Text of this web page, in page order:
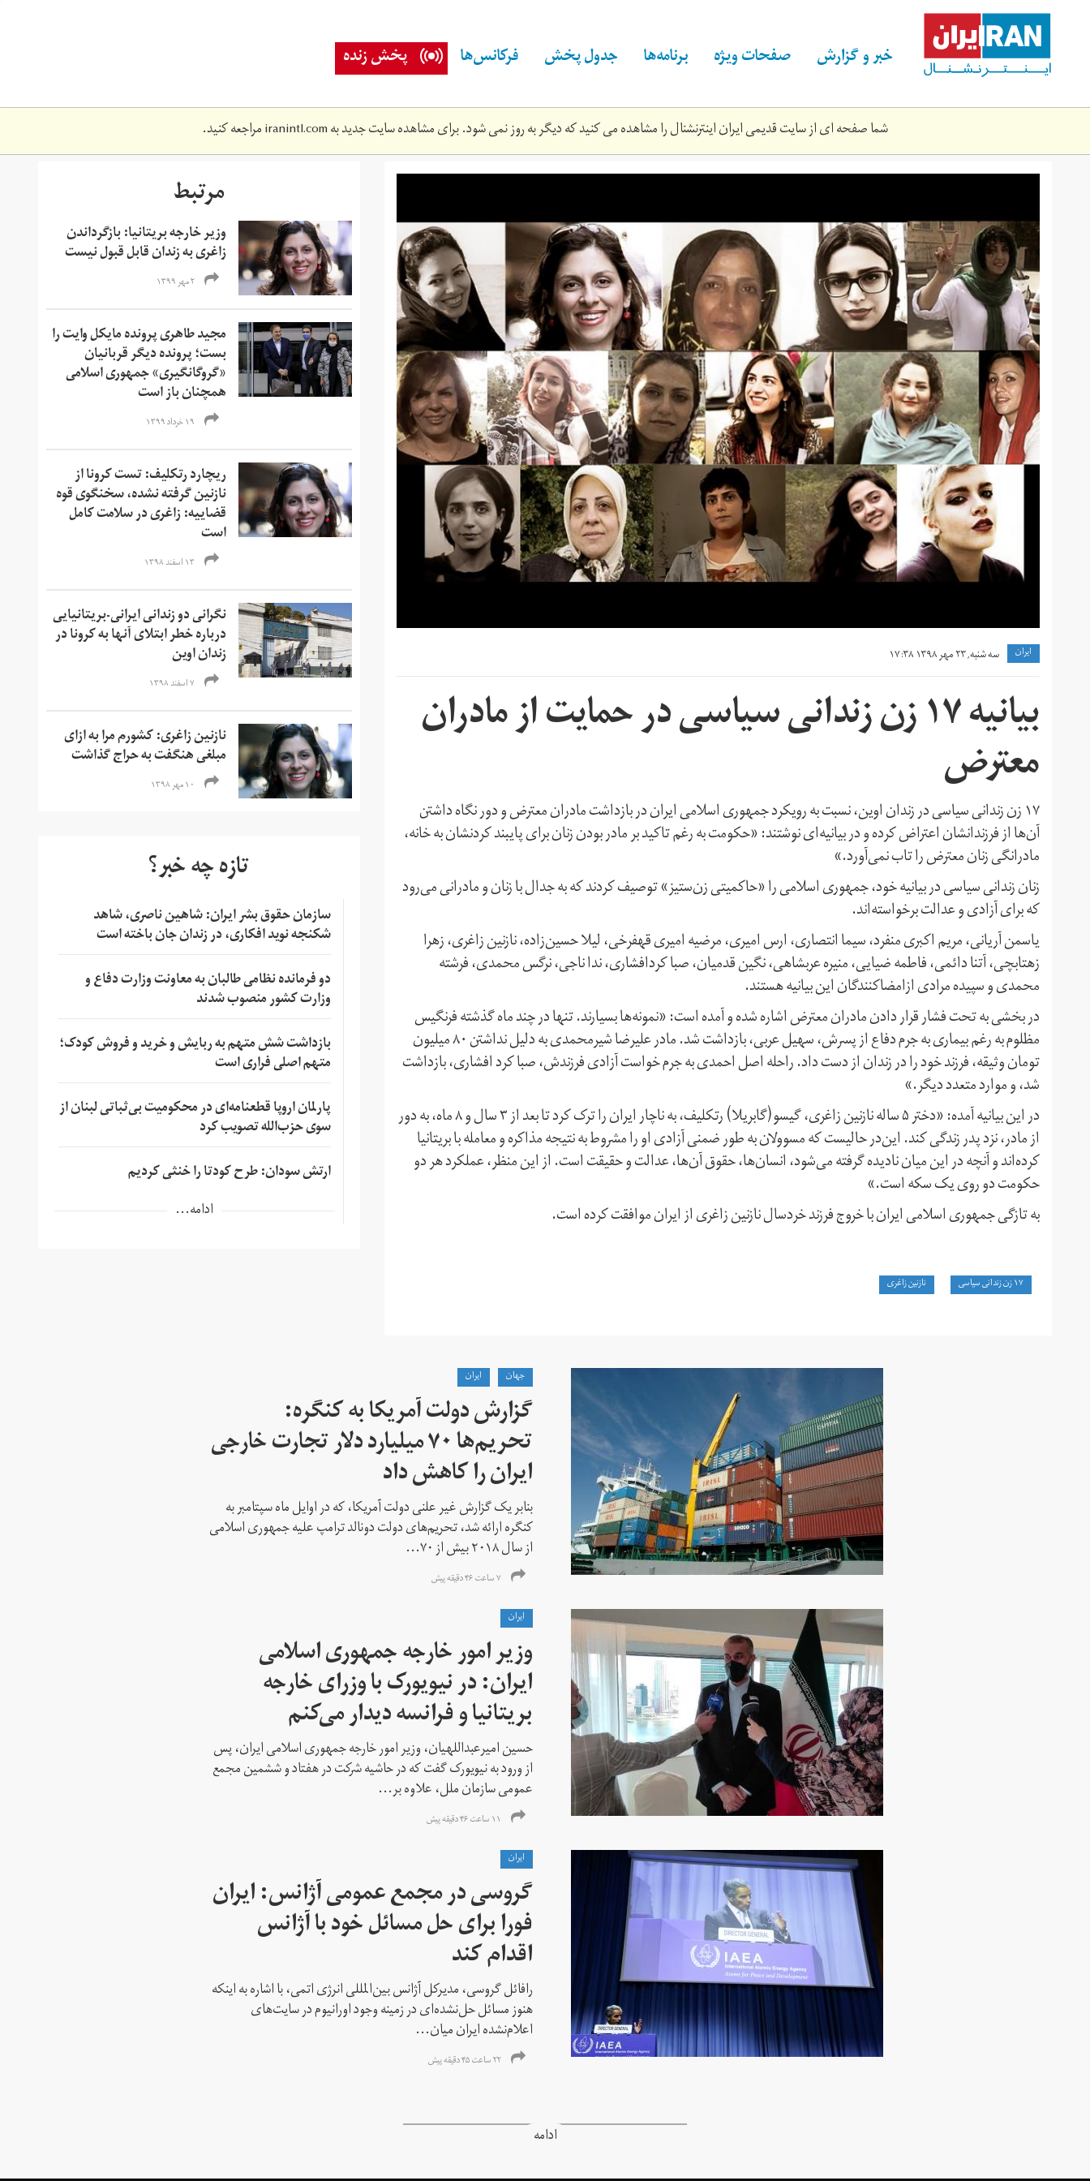
content خبر و گزارش صفحات ویژه برنامه‌ها جدول پخش فرکانس‌ها پخش زنده
شما صفحه ای از سایت قدیمی ایران اینترنشنال را مشاهده می کنید که دیگر به روز نمی شود. برای مشاهده سایت جدید بهiranintl.comمراجعه کنید.
website_01.jpg
ايران سه شنبه, ۲۳ مهر ۱۳۹۸ ۱۷:۳۸
بیانیه ۱۷ زن زندانی سیاسی در حمایت از مادران
معترض
۱۷ زن زندانی سیاسی در زندان اوین، نسبت به رویکرد جمهوری اسلامی ایران در بازداشت مادران معترض و دور نگاه داشتن
آن‌ها از فرزندانشان اعتراض کرده‌ و در بیانیه‌ای نوشتند: «حکومت به رغم‌ تاکید بر مادر بودن زنان برای پایبند کردنشان به خانه،
مادرانگی زنان معترض را تاب نمی‌آورد.»
زنان زندانی سیاسی در بیانیه خود، جمهوری اسلامی را «حاکمیتی زن‌ستیز» توصیف کردند که به جدال با زنان و مادرانی می‌رود
که برای آزادی و عدالت برخواسته‌اند.
یاسمن آریانی، مریم اکبری منفرد، سیما انتصاری، ارس امیری، مرضیه امیری قهفرخی، لیلا حسین‌زاده، نازنین زاغری، زهرا
زهتابچی، آتنا دائمی، فاطمه ضیایی، منیره عربشاهی، نگین قدمیان، صبا کردافشاری، ندا ناجی، نرگس محمدی، فرشته
محمدی و سپیده مرادی ازامضاکنندگان این بیانیه هستند.
در بخشی به تحت فشار قرار دادن مادران معترض اشاره شده و آمده است: «نمونه‌ها بسیارند. تنها در چند ماه گذشته فرنگیس
مظلوم‌ به رغم بیماری به جرم دفاع از پسرش، سهیل عربی، بازداشت شد. مادر علیرضا شیرمحمدی به دلیل نداشتن ۸۰ میلیون
تومان وثیقه، فرزند خود را در زندان از دست داد. راحله اصل احمدی به جرم خواست آزادی فرزندش، صبا کرد افشاری، بازداشت
شد، و موارد متعدد دیگر.»
در این بیانیه آمده: «دختر ۵ ساله نازنین زاغری، گیسو(گابریلا) رتکلیف، به ناچار ایران را ترک کرد تا بعد از ۳ سال و ۸ ماه، به دور
از مادر، نزد پدر زندگی‌ کند. این‌در حالیست که مسوولان به طور ضمنی آزادی او را مشروط به نتیجه مذاکره و معامله با بریتانیا
کرده‌اند و آنچه در این میان نادیده گرفته می‌شود، انسان‌ها، حقوق آن‌ها، عدالت و حقیقت است. از این منظر، عملکرد هر دو
حکومت دو روی یک سکه است.»
به تازگی جمهوری اسلامی ایران با خروج فرزند خردسال نازنین زاغری از ایران موافقت کرده است.
۱۷ زن زندانی سیاسی نازنین زاغری
مرتبط
وزیر خارجه بریتانیا: بازگرداندن
زاغری به زندان قابل قبول نیست
۲ مهر ۱۳۹۹
مجید طاهری پرونده مایکل وایت را
بست؛ پرونده دیگر قربانیان
«گروگانگیری» جمهوری اسلامی
همچنان باز است
۱۹ خرداد ۱۳۹۹
ریچارد رتکلیف: تست کرونا از
نازنین گرفته نشده، سخنگوی قوه
قضاییه: زاغری در سلامت کامل
است
۱۳ اسفند ۱۳۹۸
نگرانی دو زندانی ایرانی-بریتانیایی
درباره خطر ابتلای آنها به کرونا در
زندان اوین
۷ اسفند ۱۳۹۸
نازنین زاغری:‌ کشورم مرا به ازای
مبلغی هنگفت به حراج گذاشت
۱۰ مهر ۱۳۹۸
تازه چه خبر؟
سازمان حقوق بشر ایران: شاهین ناصری، شاهد
شکنجه نوید افکاری، در زندان جان باخته است
دو فرمانده نظامی طالبان به معاونت وزارت دفاع و
وزارت کشور منصوب شدند
بازداشت شش متهم به ربایش و خرید و فروش کودک؛
متهم اصلی فراری است
پارلمان اروپا قطعنامه‌ای در محکومیت بی‌ثباتی لبنان از
سوی حزب‌الله تصویب کرد
ارتش سودان: طرح کودتا را خنثی کردیم
ادامه...
جهان ايران
گزارش دولت آمریکا به کنگره:
تحریم‌ها ۷۰ میلیارد دلار تجارت خارجی
ایران را کاهش داد
بنابر یک گزارش غیر علنی دولت آمریکا، که در اوایل ماه سپتامبر به
کنگره ارائه شد، تحریم‌های دولت دونالد ترامپ علیه جمهوری اسلامی
از سال ۲۰۱۸ بیش از ۷۰...
۷ ساعت ۴۶ دقیقه پیش
ايران
وزیر امور خارجه جمهوری اسلامی
ایران: در نیویورک با وزرای خارجه
بریتانیا و فرانسه دیدار می‌کنم
حسین امیرعبداللهیان، وزیر امور خارجه جمهوری اسلامی ایران، پس
از ورود به نیویورک گفت که در حاشیه شرکت در هفتاد و ششمین مجمع
عمومی سازمان ملل، علاوه بر...
۱۱ ساعت ۴۶ دقیقه پیش
ايران
گروسی در مجمع عمومی آژانس: ایران
فورا برای حل مسائل خود با آژانس
اقدام کند
رافائل گروسی، مدیرکل آژانس بین‌المللی انرژی اتمی، با اشاره به اینکه
هنوز مسائل حل‌نشده‌ای در زمینه وجود اورانیوم در سایت‌های
اعلام‌نشده ایران میان...
۲۲ ساعت ۴۵ دقیقه پیش
ادامه